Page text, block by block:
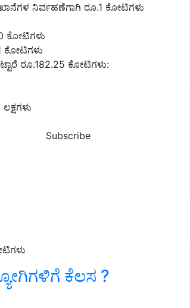
Subscribe
ನಿರ್ವಹಣೆಗಾಗಿ ರೂ.1 ಕೋಟಿಗಳು
ಕೋಟಿಗಳು
ಕೋಟಿಗಳು
ರೂ.182.25 ಕೋಟಿಗಳು:
ಕೆಲಸ ?